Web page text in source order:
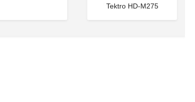
Tektro HD-M275